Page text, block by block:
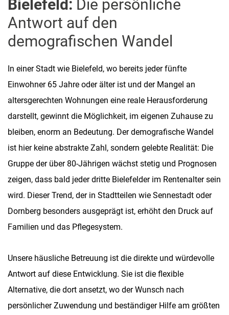
Bielefeld: Die persönliche
Antwort auf den
demografischen Wandel
In einer Stadt wie Bielefeld, wo bereits jeder fünfte
Einwohner 65 Jahre oder älter ist und der Mangel an
altersgerechten Wohnungen eine reale Herausforderung
darstellt, gewinnt die Möglichkeit, im eigenen Zuhause zu
bleiben, enorm an Bedeutung. Der demografische Wandel
ist hier keine abstrakte Zahl, sondern gelebte Realität: Die
Gruppe der über 80-Jährigen wächst stetig und Prognosen
zeigen, dass bald jeder dritte Bielefelder im Rentenalter sein
wird. Dieser Trend, der in Stadtteilen wie Sennestadt oder
Dornberg besonders ausgeprägt ist, erhöht den Druck auf
Familien und das Pflegesystem.
Unsere häusliche Betreuung ist die direkte und würdevolle
Antwort auf diese Entwicklung. Sie ist die flexible
Alternative, die dort ansetzt, wo der Wunsch nach
persönlicher Zuwendung und beständiger Hilfe am größten